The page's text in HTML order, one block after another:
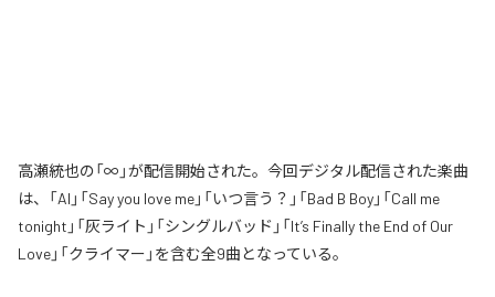
高瀬統也の「∞」が配信開始された。今回デジタル配信された楽曲
は、「AI」「Say you love me」「いつ言う？」「Bad B Boy」「Call me
tonight」「灰ライト」「シングルバッド」「It’s Finally the End of Our
Love」「クライマー」を含む全9曲となっている。